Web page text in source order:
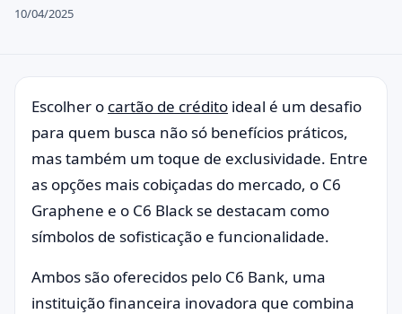
10/04/2025
Escolher o cartão de crédito ideal é um desafio
para quem busca não só benefícios práticos,
mas também um toque de exclusividade. Entre
as opções mais cobiçadas do mercado, o C6
Graphene e o C6 Black se destacam como
símbolos de sofisticação e funcionalidade.
Ambos são oferecidos pelo C6 Bank, uma
instituição financeira inovadora que combina